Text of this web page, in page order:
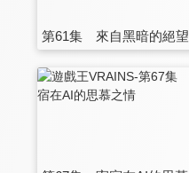
第61集 來自黑暗的絕望